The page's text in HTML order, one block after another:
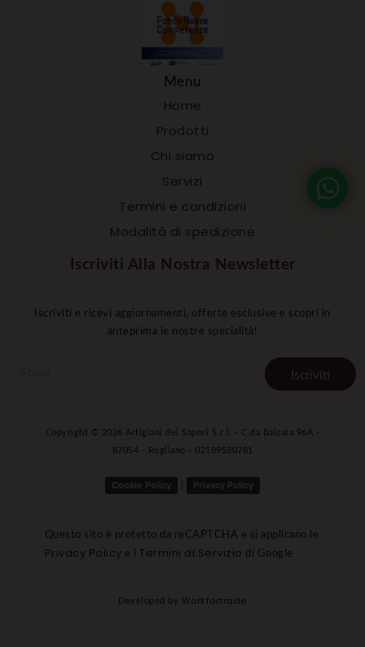
Menu
Home
Prodotti
Chi siamo
Servizi
Termini e condizioni
Modalità di spedizione
Iscriviti Alla Nostra Newsletter
Iscriviti e ricevi aggiornamenti, offerte esclusive e scopri in
anteprima le nostre specialità!
Iscriviti
Copyright © 2026 Artigiani dei Sapori S.r.l. - C.da Balzata 96A -
87054 - Rogliano - 02189530781
Cookie Policy Privacy Policy
Questo sito è protetto da reCAPTCHA e si applicano le
Privacy Policy e i Termini di Servizio di Google
Developed by Workfortrade